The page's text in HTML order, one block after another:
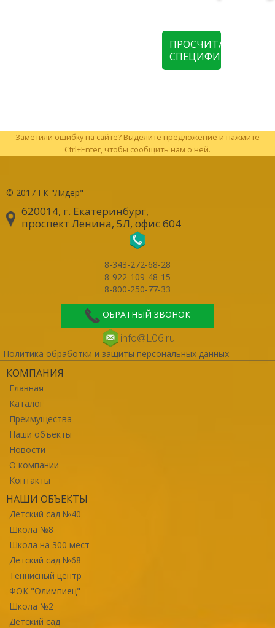
ПРОСЧИТАТЬ
СПЕЦИФИКАЦИЮ
Заметили ошибку на сайте? Выделите предложение и нажмите
Ctrl+Enter, чтобы сообщить нам о ней.
© 2017 ГК "Лидер"
620014, г. Екатеринбург,
проспект Ленина, 5Л, офис 604
8-343-272-68-28
8-922-109-48-15
8-800-250-77-33
ОБРАТНЫЙ ЗВОНОК
info@L06.ru
Политика обработки и защиты персональных данных
КОМПАНИЯ
Главная
Каталог
Преимущества
Наши объекты
Новости
О компании
Контакты
НАШИ ОБЪЕКТЫ
Детский сад №40
Школа №8
Школа на 300 мест
Детский сад №68
Теннисный центр
ФОК "Олимпиец"
Школа №2
Детский сад